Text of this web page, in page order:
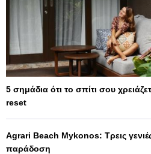
5 σημάδια ότι το σπίτι σου
reset
Agrari Beach Mykonos: Τρεις
παράδοση